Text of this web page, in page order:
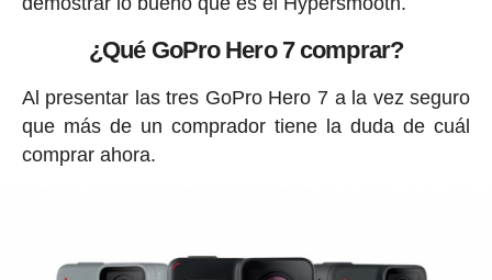
¿Qué GoPro Hero 7 comprar?
Al presentar las tres GoPro Hero 7 a la vez seguro
que más de un comprador tiene la duda de cuál
comprar ahora.